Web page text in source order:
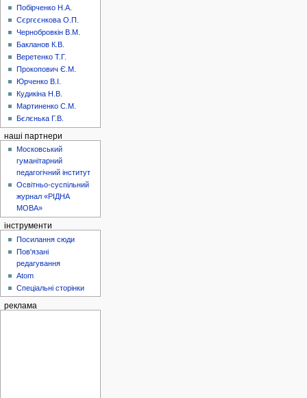
Побірченко Н.А.
Сєргєєнкова О.П.
Чернобровкін В.М.
Бакланов К.В.
Веретенко Т.Г.
Прокопович Є.М.
Юрченко В.І.
Кудикіна Н.В.
Мартиненко С.М.
Бєлєнька Г.В.
наші партнери
Московський
гуманітарний
педагогічний інститут
Освітньо-суспільний
журнал «РІДНА
МОВА»
інструменти
Посилання сюди
Пов'язані
редагування
Atom
Спеціальні сторінки
реклама